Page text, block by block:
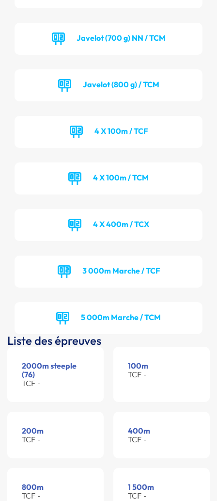
Javelot (700 g) NN / TCM
Javelot (800 g) / TCM
4 X 100m / TCF
4 X 100m / TCM
4 X 400m / TCX
3 000m Marche / TCF
5 000m Marche / TCM
Liste des épreuves
2000m steeple
(76)
TCF -
100m
TCF -
200m
TCF -
400m
TCF -
800m
TCF -
1 500m
TCF -